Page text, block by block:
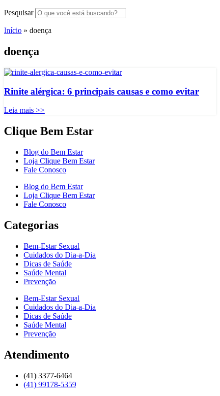
Pesquisar
Início » doença
doença
Rinite alérgica: 6 principais causas e como evitar
Leia mais >>
Clique Bem Estar
Blog do Bem Estar
Loja Clique Bem Estar
Fale Conosco
Blog do Bem Estar
Loja Clique Bem Estar
Fale Conosco
Categorias
Bem-Estar Sexual
Cuidados do Dia-a-Dia
Dicas de Saúde
Saúde Mental
Prevenção
Bem-Estar Sexual
Cuidados do Dia-a-Dia
Dicas de Saúde
Saúde Mental
Prevenção
Atendimento
(41) 3377-6464
(41) 99178-5359